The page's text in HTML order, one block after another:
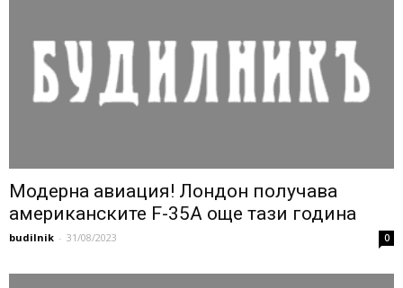
Модерна авиация! Лондон получава
американските F-35А още тази година
budilnik - 31/08/2023 0